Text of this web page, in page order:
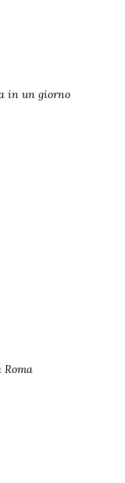
in un giorno
Roma